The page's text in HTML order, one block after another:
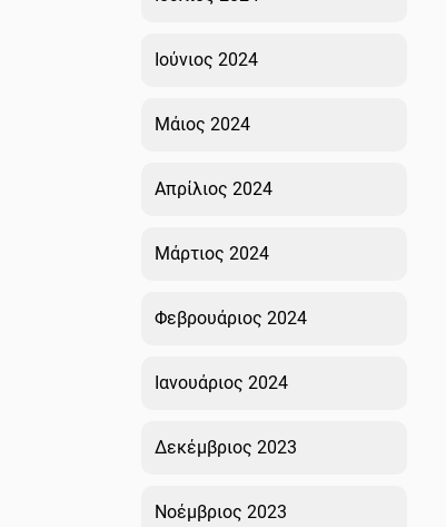
Ιούνιος 2024
Μάιος 2024
Απρίλιος 2024
Μάρτιος 2024
Φεβρουάριος 2024
Ιανουάριος 2024
Δεκέμβριος 2023
Νοέμβριος 2023